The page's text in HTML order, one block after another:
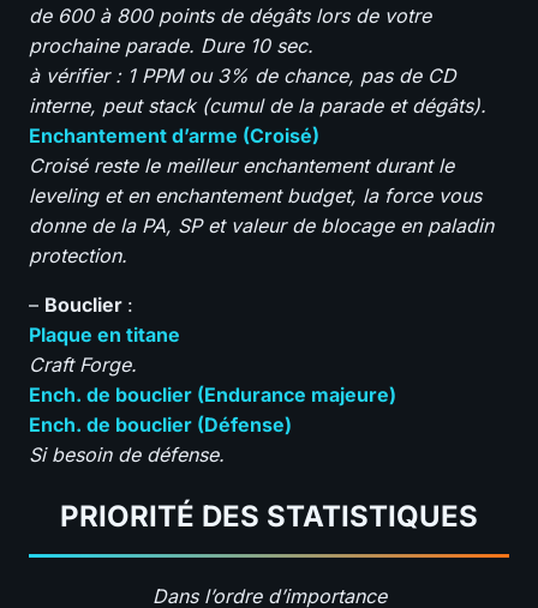
de 600 à 800 points de dégâts lors de votre
prochaine parade. Dure 10 sec.
à vérifier : 1 PPM ou 3% de chance, pas de CD
interne, peut stack (cumul de la parade et dégâts).
Enchantement d’arme (Croisé)
Croisé reste le meilleur enchantement durant le
leveling et en enchantement budget, la force vous
donne de la PA, SP et valeur de blocage en paladin
protection.
– Bouclier :
Plaque en titane
Craft Forge.
Ench. de bouclier (Endurance majeure)
Ench. de bouclier (Défense)
Si besoin de défense.
PRIORITÉ DES STATISTIQUES
Dans l’ordre d’importance